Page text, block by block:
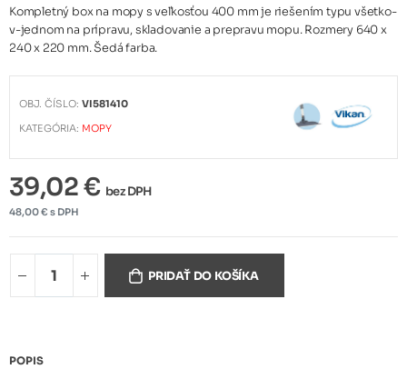
Kompletný box na mopy s veľkosťou 400 mm je riešením typu všetko-
v-jednom na prípravu, skladovanie a prepravu mopu. Rozmery 640 x
240 x 220 mm. Šedá farba.
OBJ. ČÍSLO:VI581410
KATEGÓRIA: MOPY
39,02 € bez DPH
48,00 € s DPH
PRIDAŤ DO KOŠÍKA
POPIS